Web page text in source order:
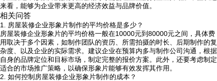
来看，能够为企业带来更高的经济效益与品牌价值。
相关问答
1. 房屋装修企业形象片制作的平均价格是多少？
房屋装修企业形象片的平均价格一般在10000元到80000元之间，具体费
用取决于多个因素，如制作团队的资历、所需拍摄的时长、后期制作的复
杂度、以及企业的实际需求。建议企业在预算内多与制作公司沟通，根据
自身的品牌定位和目标市场，制定完整的报价方案。此外，还要考虑制定
适合的市场推广策略，以确保形象片能够有效发挥其作用。
2. 如何控制房屋装修企业形象片制作的成本？